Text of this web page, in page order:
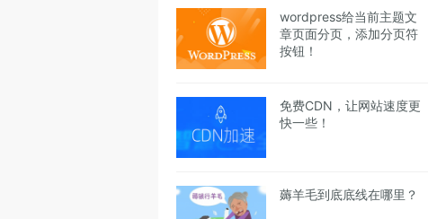
wordpress给当前主题文
章页面分页，添加分页符
按钮！
免费CDN，让网站速度更
快一些！
薅羊毛到底底线在哪里？